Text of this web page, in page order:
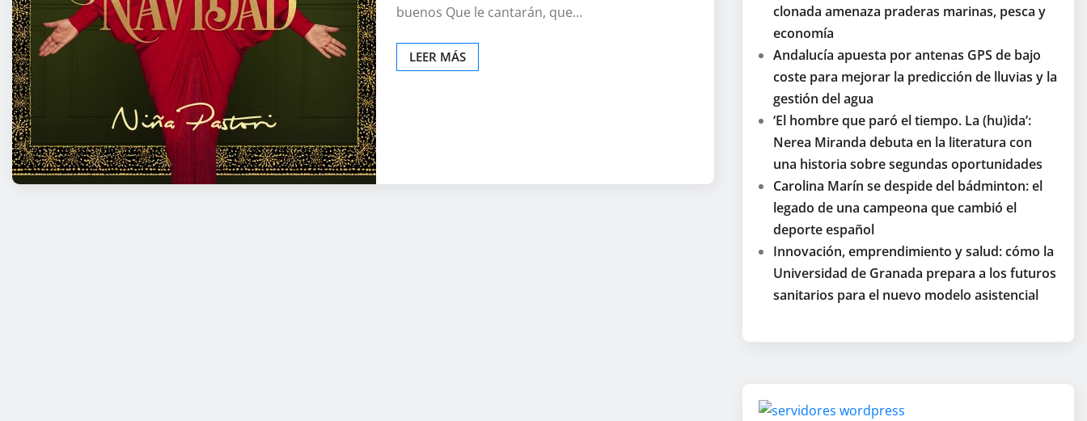
buenos Que le cantarán, que…
LEER MÁS
clonada amenaza praderas marinas, pesca y
economía
Andalucía apuesta por antenas GPS de bajo
coste para mejorar la predicción de lluvias y la
gestión del agua
‘El hombre que paró el tiempo. La (hu)ida’:
Nerea Miranda debuta en la literatura con
una historia sobre segundas oportunidades
Carolina Marín se despide del bádminton: el
legado de una campeona que cambió el
deporte español
Innovación, emprendimiento y salud: cómo la
Universidad de Granada prepara a los futuros
sanitarios para el nuevo modelo asistencial